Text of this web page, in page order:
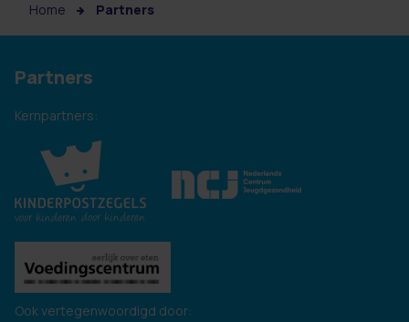
Home Partners
Partners
Kernpartners:
Ook vertegenwoordigd door: